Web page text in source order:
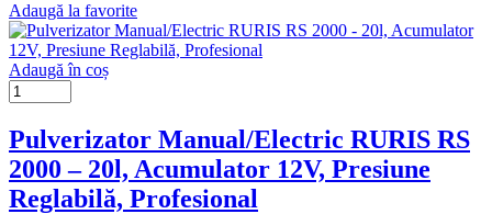
Adaugă la favorite
Adaugă în coș
Pulverizator Manual/Electric RURIS RS
2000 – 20l, Acumulator 12V, Presiune
Reglabilă, Profesional